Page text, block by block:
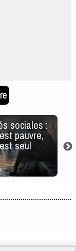
sociales :
pauvre,
seul